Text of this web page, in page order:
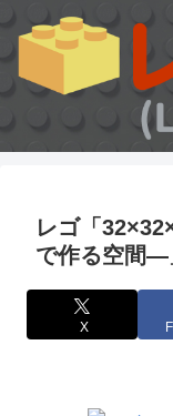
レゴ「
で作る空間—
X